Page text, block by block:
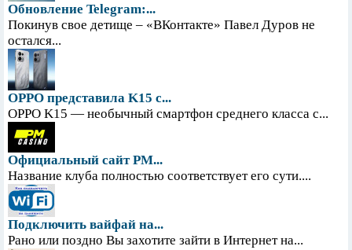
Обновление Telegram:...
Покинув свое детище – «ВКонтакте» Павел Дуров не
остался...
OPPO представила K15 с...
OPPO K15 — необычный смартфон среднего класса с...
Официальный сайт PM...
Название клуба полностью соответствует его сути....
Подключить вайфай на...
Рано или поздно Вы захотите зайти в Интернет на...